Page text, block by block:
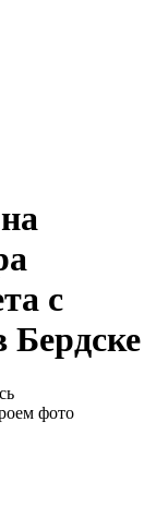
с
Бердске
фото